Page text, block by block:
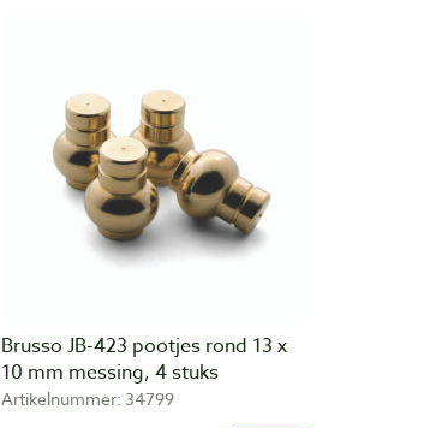
Brusso JB-423 pootjes rond 13 x
10 mm messing, 4 stuks
Artikelnummer: 34799